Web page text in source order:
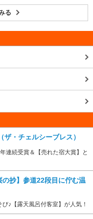
る
・チェルシーブレス）
連続受賞＆【売れた宿大賞】と
抄】参道22段目に佇む温
♪【露天風呂付客室】が人気！